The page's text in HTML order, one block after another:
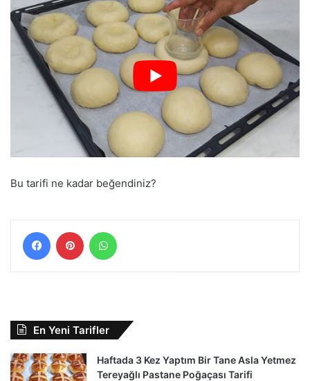
Bu tarifi ne kadar beğendiniz?
FacebookPinterest
En Yeni Tarifler
Haftada 3 Kez Yaptım Bir Tane Asla Yetmez
Tereyağlı Pastane Poğaçası Tarifi